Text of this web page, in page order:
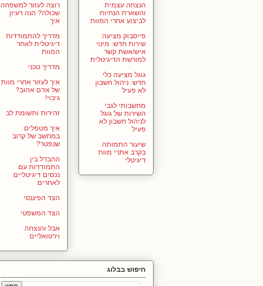
הנצחה עצמית
והשארת הנחיות
לביצוע אחרי המוות
פייסבוק מציעה
שירות חדש: מינוי
איש/אשת קשר
למורשת הדיגיטלית
גוגל מציעה כלי
חדש: ניהול חשבון
לא פעיל
מחשבותי לגבי
השירות של גוגל
לניהול חשבון לא
פעיל
שיעור התמותה
בקרב אתרי מוות
דיגיטלי
רוצה לעזור למשפחה
שכולה? הנה רעיון
איך
מדריך להתמודדות
דיגיטלית לאחר
המוות
מדריך טכני
איך לעזור אחרי מוות
של אדם אהוב?
גיבוי!
זהירות ותשומת לב
איך מטפלים
במחשב של קרוב
שנפטר?
ההבדל בין
התמודדות עם
נכסים דיגיטליים
לאחרים
הצד הפיננסי
הצד המשפטי
אבל והנצחה
וירטואליים
חיפוש בבלוג